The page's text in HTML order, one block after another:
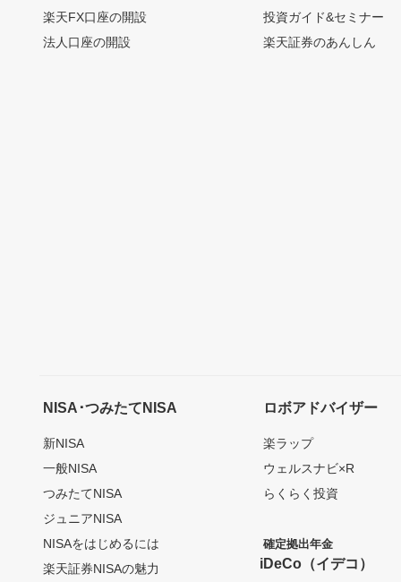
楽天FX口座の開設
法人口座の開設
投資ガイド&セミナー
楽天証券のあんしん
NISA･つみたてNISA
新NISA
一般NISA
つみたてNISA
ジュニアNISA
NISAをはじめるには
楽天証券NISAの魅力
ロボアドバイザー
楽ラップ
ウェルスナビ×R
らくらく投資
確定拠出年金
iDeCo（イデコ）